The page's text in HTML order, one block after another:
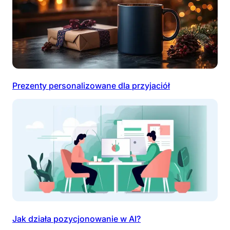
Prezenty personalizowane dla przyjaciół
Jak działa pozycjonowanie w AI?